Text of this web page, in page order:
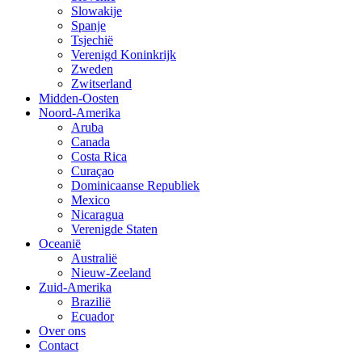
Slowakije
Spanje
Tsjechië
Verenigd Koninkrijk
Zweden
Zwitserland
Midden-Oosten
Noord-Amerika
Aruba
Canada
Costa Rica
Curaçao
Dominicaanse Republiek
Mexico
Nicaragua
Verenigde Staten
Oceanië
Australië
Nieuw-Zeeland
Zuid-Amerika
Brazilië
Ecuador
Over ons
Contact